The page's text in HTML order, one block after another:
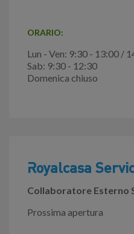
ORARIO:
Lun - Ven: 9:30 - 13:00 /
Sab: 9:30 - 12:30
Domenica chiuso
Royalcasa
Collaboratore Esterno
Prossima apertura